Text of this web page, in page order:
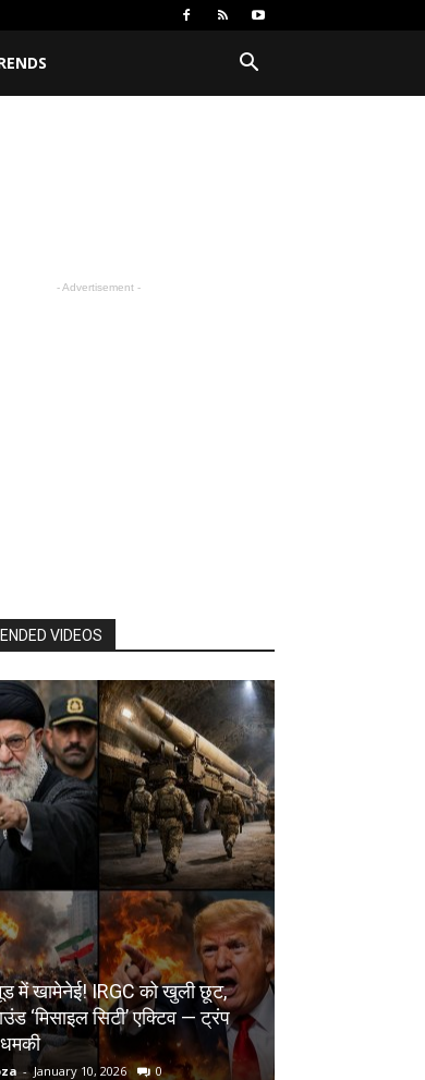
- Advertisement -
VIDEOS
में खामेनेई! IRGC को खुली छूट,
‘मिसाइल सिटी’ एक्टिव — ट्रंप
- January 10, 2026 0